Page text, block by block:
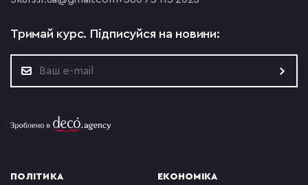
Тримай курс. Підписуйся на новини:
ПОЛІТИКА ЕКОНОМІКА